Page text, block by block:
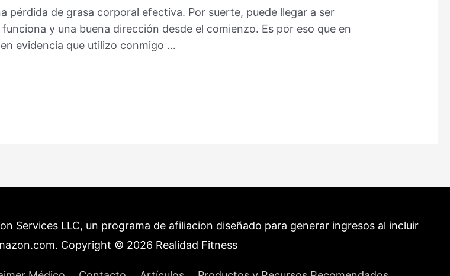
pérdida de grasa corporal efectiva. Por suerte, puede llegar a ser
y una buena dirección desde el comienzo. Es por eso que en
evidencia que utilizo conmigo …
Services LLC, un programa de afiliacion diseñado para generar ingresos al incluir
Copyright © 2026 Realidad Fitness